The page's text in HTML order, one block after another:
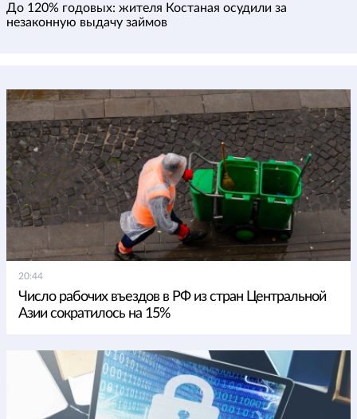
До 120% годовых: жителя Костаная осудили за
незаконную выдачу займов
20:44
Число рабочих въездов в РФ из стран Центральной
Азии сократилось на 15%